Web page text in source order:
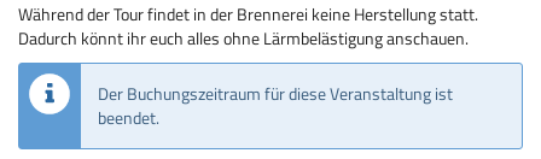
Während der Tour findet in der Brennerei keine Herstellung statt.
Dadurch könnt ihr euch alles ohne Lärmbelästigung anschauen.
Der Buchungszeitraum für diese Veranstaltung ist
beendet.